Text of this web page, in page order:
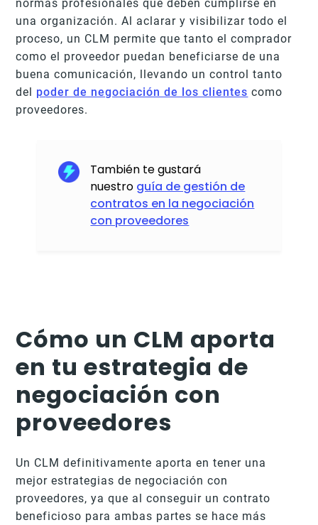
normas profesionales que deben cumplirse en
una organización. Al aclarar y visibilizar todo el
proceso, un CLM permite que tanto el comprador
como el proveedor puedan beneficiarse de una
buena comunicación, llevando un control tanto
del poder de negociación de los clientes como
proveedores.
También te gustará
nuestro guía de gestión de
contratos en la negociación
con proveedores
Cómo un CLM aporta
en tu estrategia de
negociación con
proveedores
Un CLM definitivamente aporta en tener una
mejor estrategias de negociación con
proveedores, ya que al conseguir un contrato
beneficioso para ambas partes se hace más